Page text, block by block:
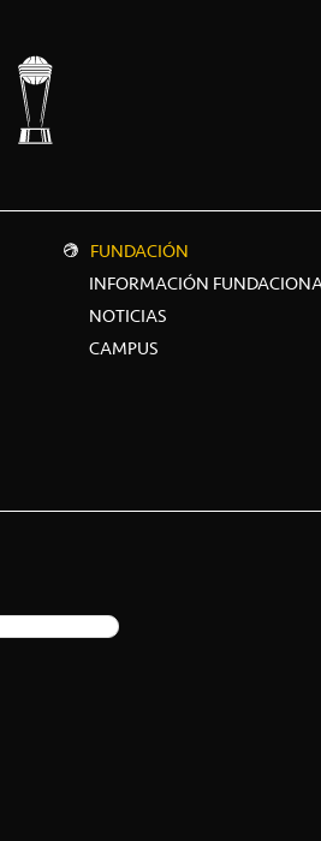
FUNDACIÓN
INFORMACIÓN
NOTICIAS
CAMPUS